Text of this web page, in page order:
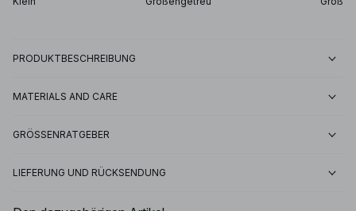
PRODUKTBESCHREIBUNG
MATERIALS AND CARE
GRÖSSENRATGEBER
LIEFERUNG UND RÜCKSENDUNG